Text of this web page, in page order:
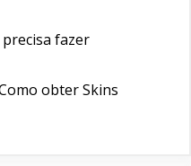
fazer
obter Skins